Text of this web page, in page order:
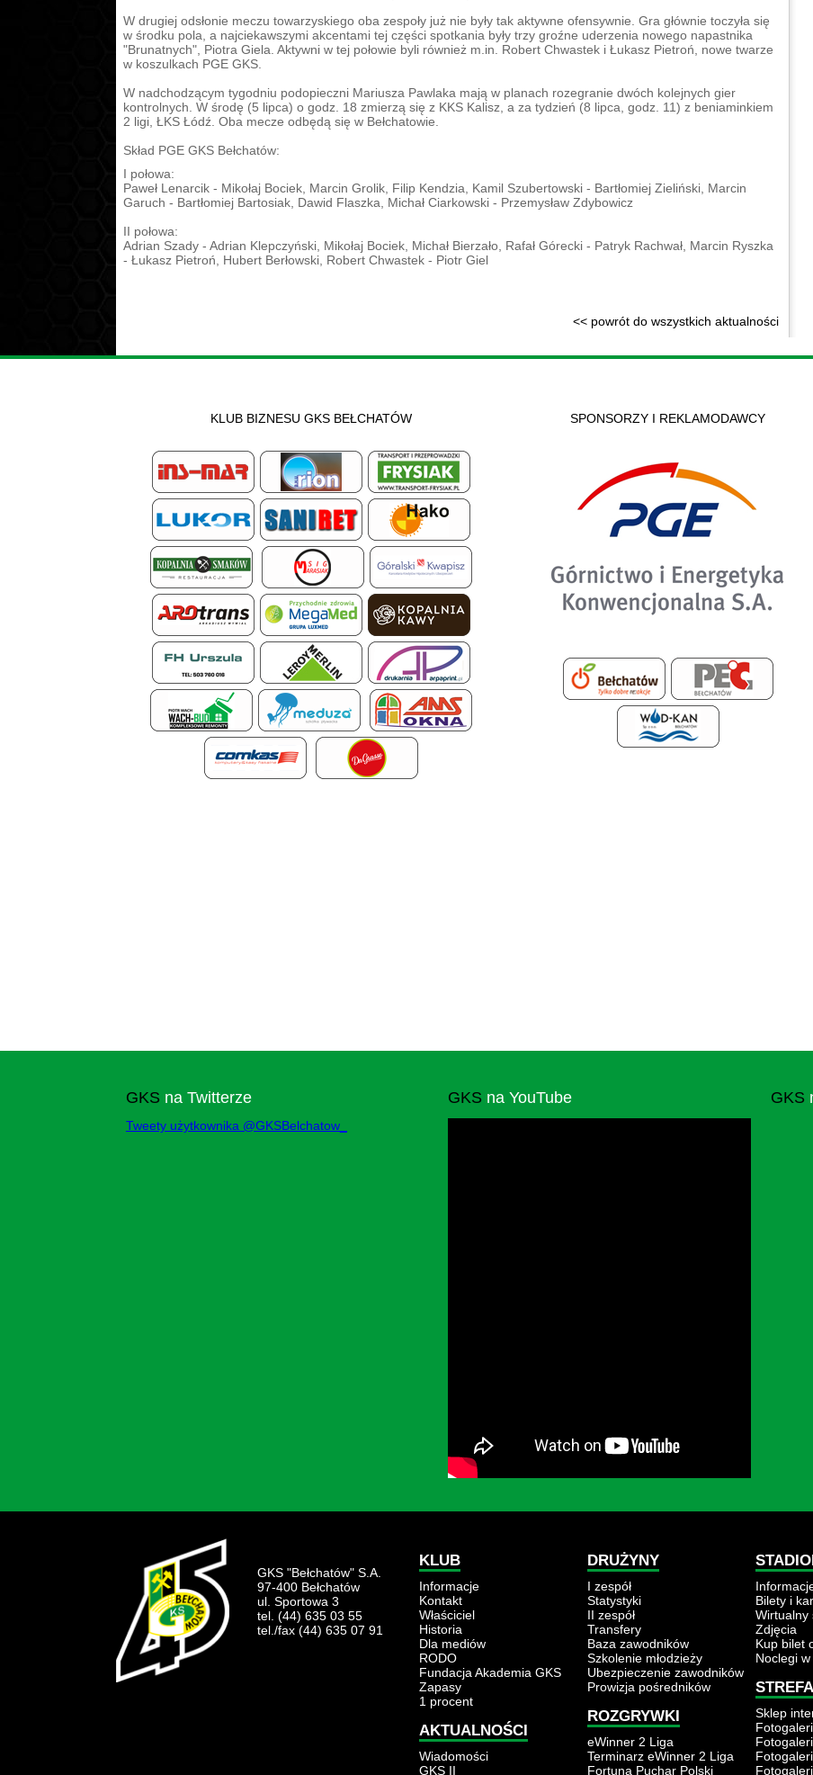
W drugiej odsłonie meczu towarzyskiego oba zespoły już nie były tak aktywne ofensywnie. Gra głównie toczyła się
w środku pola, a najciekawszymi akcentami tej części spotkania były trzy groźne uderzenia nowego napastnika
"Brunatnych", Piotra Giela. Aktywni w tej połowie byli również m.in. Robert Chwastek i Łukasz Pietroń, nowe twarze
w koszulkach PGE GKS.
W nadchodzącym tygodniu podopieczni Mariusza Pawlaka mają w planach rozegranie dwóch kolejnych gier
kontrolnych. W środę (5 lipca) o godz. 18 zmierzą się z KKS Kalisz, a za tydzień (8 lipca, godz. 11) z beniaminkiem
2 ligi, ŁKS Łódź. Oba mecze odbędą się w Bełchatowie.
Skład PGE GKS Bełchatów:
I połowa:
Paweł Lenarcik - Mikołaj Bociek, Marcin Grolik, Filip Kendzia, Kamil Szubertowski - Bartłomiej Zieliński, Marcin
Garuch - Bartłomiej Bartosiak, Dawid Flaszka, Michał Ciarkowski - Przemysław Zdybowicz
II połowa:
Adrian Szady - Adrian Klepczyński, Mikołaj Bociek, Michał Bierzało, Rafał Górecki - Patryk Rachwał, Marcin Ryszka
- Łukasz Pietroń, Hubert Berłowski, Robert Chwastek - Piotr Giel
<< powrót do wszystkich aktualności
KLUB BIZNESU GKS BEŁCHATÓW SPONSORZY I REKLAMODAWCY
GKS na Twitterze
Tweety użytkownika @GKSBelchatow_
GKS na YouTube GKS
GKS "Bełchatów" S.A.
97-400 Bełchatów
ul. Sportowa 3
tel. (44) 635 03 55
tel./fax (44) 635 07 91
KLUB
Informacje
Kontakt
Właściciel
Historia
Dla mediów
RODO
Fundacja Akademia GKS
Zapasy
1 procent
AKTUALNOŚCI
Wiadomości
GKS II
DRUŻYNY
I zespół
Statystyki
II zespół
Transfery
Baza zawodników
Szkolenie młodzieży
Ubezpieczenie zawodników
Prowizja pośredników
ROZGRYWKI
eWinner 2 Liga
Terminarz eWinner 2 Liga
Fortuna Puchar Polski
Bilety i
Wirtualny
Zdjęcia
Kup bilet
Noclegi
Sklep